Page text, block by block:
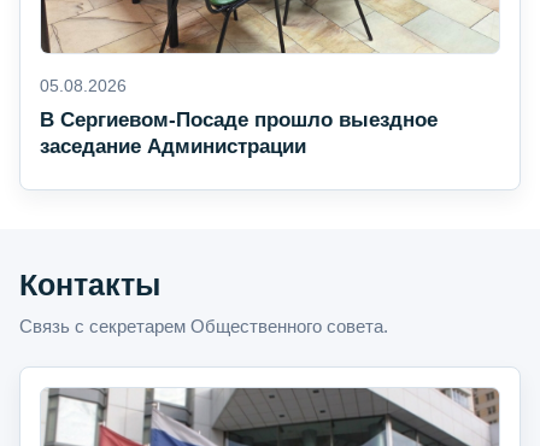
05.08.2026
В Сергиевом-Посаде прошло выездное
заседание Администрации
Контакты
Связь с секретарем Общественного совета.